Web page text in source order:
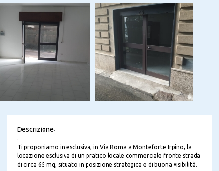
Descrizione.
.
Ti proponiamo in esclusiva, in Via Roma a Monteforte Irpino, la
locazione esclusiva di un pratico locale commerciale fronte strada
di circa 65 mq, situato in posizione strategica e di buona visibilità.